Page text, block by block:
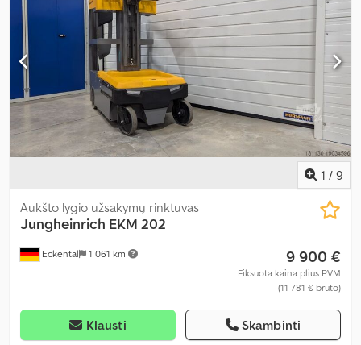
1 / 9
Eckental 1 061 km
Aukšto lygio užsakymų rinktuvas
Jungheinrich EKM 202
9 900 €
Fiksuota kaina plius PVM
(11 781 € bruto)
Klausti Skambinti